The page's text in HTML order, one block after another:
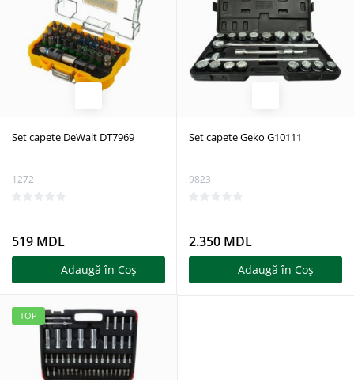
Set capete DeWalt DT7969
1272
519 MDL
Adaugă în Coş
Set capete Geko G10111
9823
2.350 MDL
Adaugă în Coş
TOP